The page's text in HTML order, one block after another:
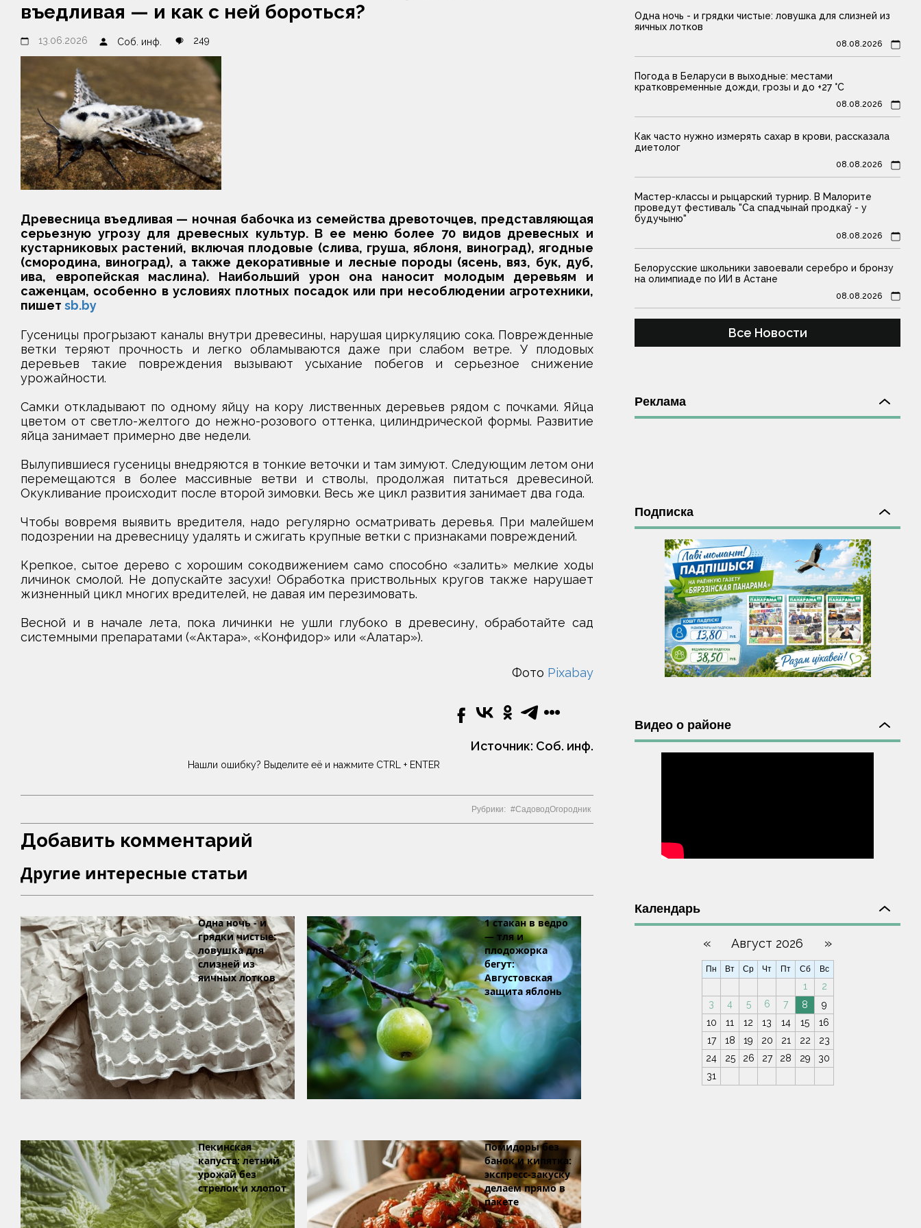
въедливая — и как с ней бороться?
13.06.2026 Соб. инф. 249
Древесница въедливая — ночная бабочка из семейства древоточцев, представляющая
серьезную угрозу для древесных культур. В ее меню более 70 видов древесных и
кустарниковых растений, включая плодовые (слива, груша, яблоня, виноград), ягодные
(смородина, виноград), а также декоративные и лесные породы (ясень, вяз, бук, дуб,
ива, европейская маслина). Наибольший урон она наносит молодым деревьям и
саженцам, особенно в условиях плотных посадок или при несоблюдении агротехники,
пишет sb.by
Гусеницы прогрызают каналы внутри древесины, нарушая циркуляцию сока. Поврежденные
ветки теряют прочность и легко обламываются даже при слабом ветре. У плодовых
деревьев такие повреждения вызывают усыхание побегов и серьезное снижение
урожайности.
Самки откладывают по одному яйцу на кору лиственных деревьев рядом с почками. Яйца
цветом от светло-желтого до нежно-розового оттенка, цилиндрической формы. Развитие
яйца занимает примерно две недели.
Вылупившиеся гусеницы внедряются в тонкие веточки и там зимуют. Следующим летом они
перемещаются в более массивные ветви и стволы, продолжая питаться древесиной.
Окукливание происходит после второй зимовки. Весь же цикл развития занимает два года.
Чтобы вовремя выявить вредителя, надо регулярно осматривать деревья. При малейшем
подозрении на древесницу удалять и сжигать крупные ветки с признаками повреждений.
Крепкое, сытое дерево с хорошим сокодвижением само способно «залить» мелкие ходы
личинок смолой. Не допускайте засухи! Обработка приствольных кругов также нарушает
жизненный цикл многих вредителей, не давая им перезимовать.
Весной и в начале лета, пока личинки не ушли глубоко в древесину, обработайте сад
системными препаратами («Актара», «Конфидор» или «Алатар»).
Фото Pixabay
Источник: Соб. инф.
Нашли ошибку? Выделите её и нажмите CTRL + ENTER
Рубрики: СадоводОгородник
Добавить комментарий
Другие интересные статьи
Одна ночь - и
грядки чистые:
ловушка для
слизней из
яичных лотков
1 стакан в ведро
— тля и
плодожорка
бегут:
Августовская
защита яблонь
Пекинская
капуста: летний
урожай без
стрелок и хлопот
Помидоры без
банок и кипятка:
экспресс-закуску
делаем прямо в
пакете
Одна ночь - и грядки чистые: ловушка для слизней из
яичных лотков
08.08.2026
Погода в Беларуси в выходные: местами
кратковременные дожди, грозы и до +27 °С
08.08.2026
Как часто нужно измерять сахар в крови, рассказала
диетолог
08.08.2026
Мастер-классы и рыцарский турнир. В Малорите
проведут фестиваль "Са спадчынай продкаў - у
будучыню"
08.08.2026
Белорусские школьники завоевали серебро и бронзу
на олимпиаде по ИИ в Астане
08.08.2026
Все Новости
Реклама
Подписка
Видео о районе
Календарь
« Август 2026 »
Пн Вт Ср Чт Пт Сб Вс
1
2
3
4 5 6 7 8
9
10
11 12 13 14 15
16
17
18 19 20 21 22
23
24
25 26 27 28 29
30
31